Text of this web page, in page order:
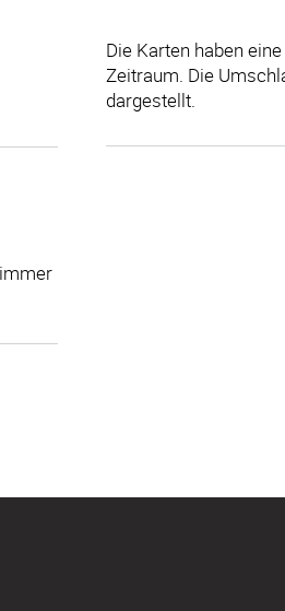
Die Karten haben
Zeitraum. Die
dargestellt.